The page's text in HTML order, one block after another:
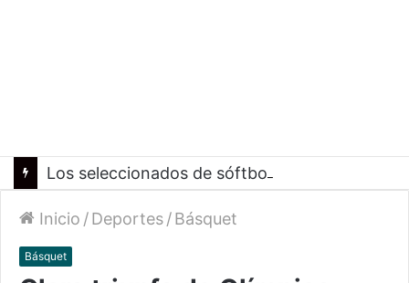
Inicio /Deportes/Básquet
Básquet